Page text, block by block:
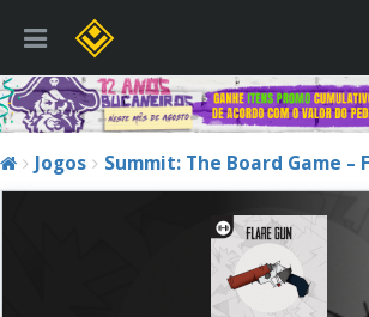
Jogos Summit: The Board Game –